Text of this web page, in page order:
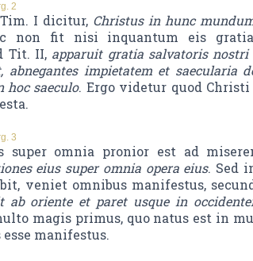
2
I dicitur, Christus in hunc
non fit nisi inquantum eis
Tit. II, apparuit gratia salvatoris nostri
abnegantes impietatem et saecularia
hoc saeculo. Ergo videtur quod
3
super omnia pronior est ad
eius super omnia opera eius. Sed
veniet omnibus manifestus,
ab oriente et paret usque in
magis primus, quo natus est in
manifestus.